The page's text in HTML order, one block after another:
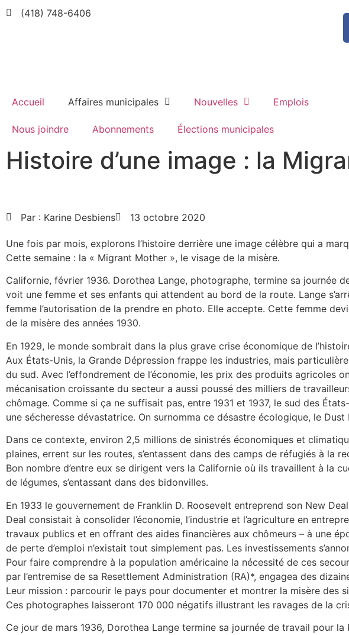
(418) 748-6406
Accueil Affaires municipales Nouvelles Emplois
Nous joindre Abonnements Élections municipales
Histoire d’une image : la
Par : Karine Desbiens 13 octobre 2020
Une fois par mois, explorons l’histoire derrière une image célèbre qui a
Cette semaine : la « Migrant Mother », le visage de la misère.
Californie, février 1936. Dorothea Lange, photographe, termine sa journée
voit une femme et ses enfants qui attendent au bord de la route. Lange
femme l’autorisation de la prendre en photo. Elle accepte. Cette femme
de la misère des années 1930.
En 1929, le monde sombrait dans la plus grave crise économique de
Aux États-Unis, la Grande Dépression frappe les industries, mais
du sud. Avec l’effondrement de l’économie, les prix des produits agricoles
mécanisation croissante du secteur a aussi poussé des milliers de
chômage. Comme si ça ne suffisait pas, entre 1931 et 1937, le sud des
une sécheresse dévastatrice. On surnomma ce désastre écologique, le Dust
Dans ce contexte, environ 2,5 millions de sinistrés économiques et
plaines, errent sur les routes, s’entassent dans des camps de réfugiés à la
Bon nombre d’entre eux se dirigent vers la Californie où ils travaillent à la
de légumes, s’entassant dans des bidonvilles.
En 1933 le gouvernement de Franklin D. Roosevelt entreprend son New
Deal consistait à consolider l’économie, l’industrie et l’agriculture en
travaux publics et en offrant des aides financières aux chômeurs – à une
de perte d’emploi n’existait tout simplement pas. Les investissements
Pour faire comprendre à la population américaine la nécessité de ces
par l’entremise de sa Resettlement Administration (RA)*, engagea des
Leur mission : parcourir le pays pour documenter et montrer la misère des
Ces photographes laisseront 170 000 négatifs illustrant les ravages de la
Ce jour de mars 1936, Dorothea Lange termine sa journée de travail pour la